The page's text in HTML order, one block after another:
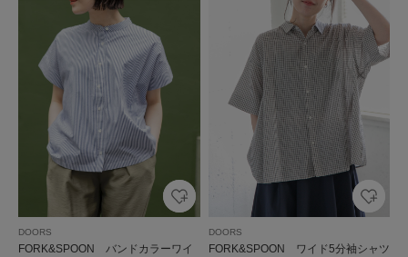
DOORS
FORK&SPOON バンドカラーワイ
DOORS
FORK&SPOON ワイド5分袖シャツ